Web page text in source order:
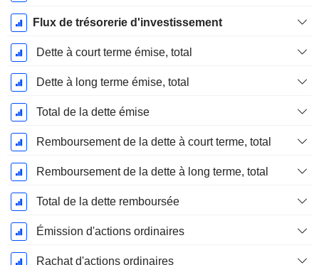
Flux de trésorerie d'investissement
Dette à court terme émise, total
Dette à long terme émise, total
Total de la dette émise
Remboursement de la dette à court terme, total
Remboursement de la dette à long terme, total
Total de la dette remboursée
Émission d'actions ordinaires
Rachat d'actions ordinaires